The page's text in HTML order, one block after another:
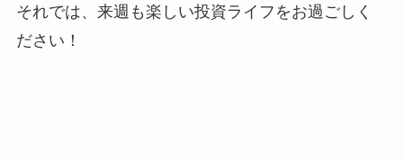
それでは、来週も楽しい投資ライフをお過ごしく
ださい！